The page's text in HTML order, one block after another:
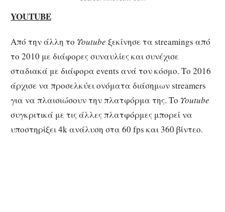
YOUTUBE
Από την άλλη το Υoutube ξεκίνησε τα streamings από
το 2010 με διάφορες συναυλίες και συνέχισε
σταδιακά με διάφορα events ανά τον κόσμο. Το 2016
άρχισε να προσελκύει ονόματα διάσημων streamers
για να πλαισιώσουν την πλατφόρμα της. Το Υoutube
συγκριτικά με τις άλλες πλατφόρμες μπορεί να
υποστηρίξει 4k ανάλυση στα 60 fps και 360 βίντεο.